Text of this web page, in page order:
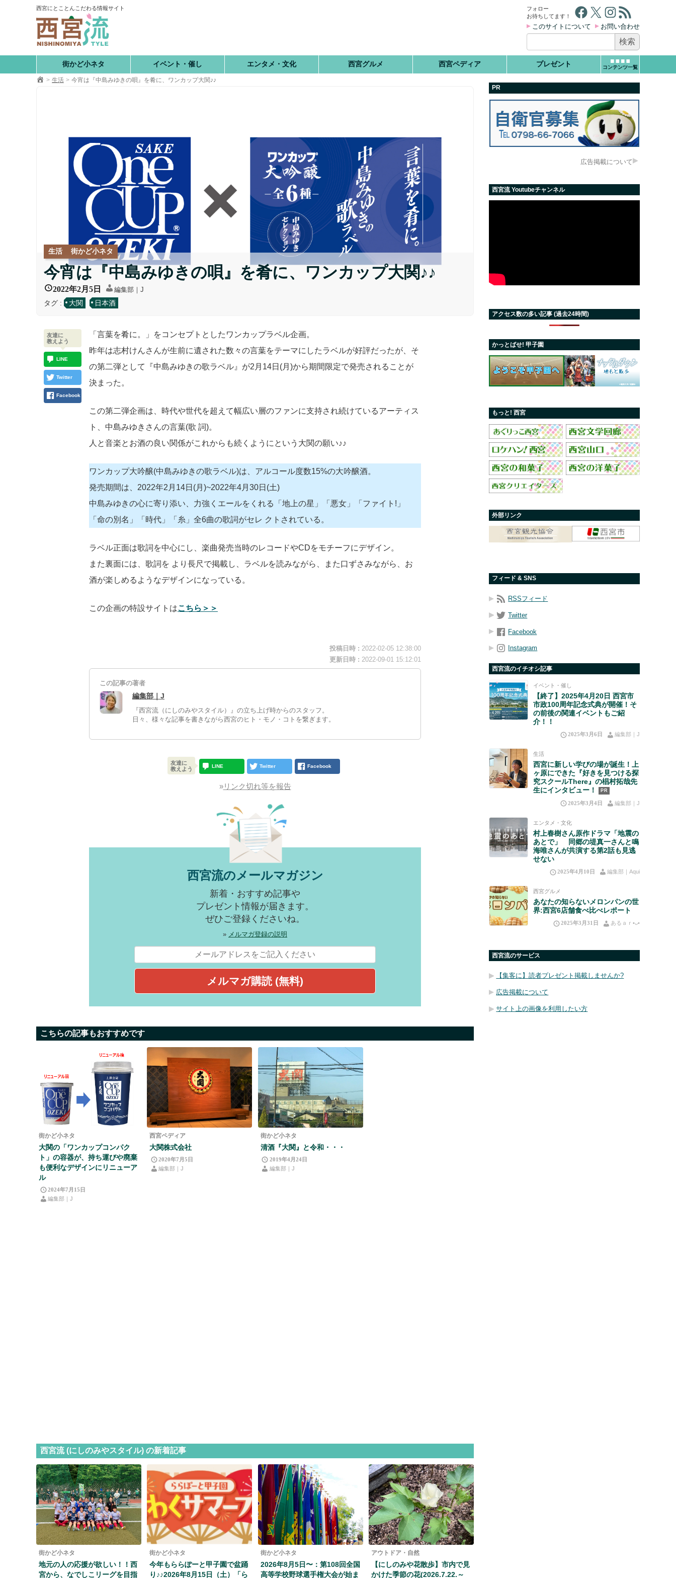
西宮にとことんこだわる情報サイト
街かど小ネタ イベント・催し エンタメ・文化 西宮グルメ 西宮ペディア プレゼント コンテンツ一覧
フォロー
お待ちしてます！
Facebook X Instagram RSS フィード
このサイトについて お問い合わせ
索:
生活 今宵は『中島みゆきの唄』を肴に、ワンカップ大関♪♪
生活 街かど小ネタ
今宵は『中島みゆきの唄』を肴に、ワンカップ大関♪♪
2022年2月5日 編集部｜J
タグ : 大関 日本酒
「言葉を肴に。」をコンセプトとしたワンカップラベル企画。
昨年は志村けんさんが生前に遺された数々の言葉をテーマにしたラベルが好評だったが、そ
の第二弾として『中島みゆきの歌ラベル』が2月14日(月)から期間限定で発売されることが
決まった。
この第二弾企画は、時代や世代を超えて幅広い層のファンに支持され続けているアーティス
ト、中島みゆきさんの言葉(歌 詞)。
人と音楽とお酒の良い関係がこれからも続くようにという大関の願い♪♪
ワンカップ大吟醸(中島みゆきの歌ラベル)は、アルコール度数15%の大吟醸酒。
発売期間は、2022年2月14日(月)~2022年4月30日(土)
中島みゆきの心に寄り添い、力強くエールをくれる「地上の星」「悪女」「ファイト!」
「命の別名」「時代」「糸」全6曲の歌詞がセレ クトされている。
ラベル正面は歌詞を中心にし、楽曲発売当時のレコードやCDをモチーフにデザイン。
また裏面には、歌詞を より長尺で掲載し、ラベルを読みながら、また口ずさみながら、お
酒が楽しめるようなデザインになっている。
この企画の特設サイトはこちら＞＞
友達に
教えよう
LINE
Twitter
Facebook
投稿日時 : 2022-02-05 12:38:00
更新日時 : 2022-09-01 15:12:01
この記事の著者
編集部｜J
『西宮流（にしのみやスタイル）』の立ち上げ時からのスタッフ。
日々、様々な記事を書きながら西宮のヒト・モノ・コトを繋ぎます。
友達に
教えよう
LINE Twitter Facebook
»リンク切れ等を報告
西宮流のメールマガジン
新着・おすすめ記事や
プレゼント情報が届きます。
ぜひご登録くださいね。
» メルマガ登録の説明
こちらの記事もおすすめです
街かど小ネタ
大関の「ワンカップコンパク
ト」の容器が、持ち運びや廃棄
も便利なデザインにリニューア
ル
2024年7月15日
編集部｜J
西宮ペディア
大関株式会社
2020年7月5日
編集部｜J
街かど小ネタ
清酒『大関』と令和・・・
2019年4月24日
編集部｜J
西宮流 (にしのみやスタイル) の新着記事
街かど小ネタ
地元の人の応援が欲しい！！西
宮から、なでしこリーグを目指
街かど小ネタ
今年もららぽーと甲子園で盆踊
り♪♪2026年8月15日（土）「ら
街かど小ネタ
2026年8月5日〜：第108回全国
高等学校野球選手権大会が始ま
アウトドア・自然
【にしのみや花散歩】市内で見
かけた季節の花(2026.7.22.～
PR
広告掲載について
西宮流 Youtubeチャンネル
アクセス数の多い記事 (過去24時間)
かっとばせ! 甲子園
もっと! 西宮
外部リンク
フィード & SNS
RSSフィード
Twitter
Facebook
Instagram
西宮流のイチオシ記事
イベント・催し
【終了】2025年4月20日 西宮市
市政100周年記念式典が開催！そ
の前後の関連イベントもご紹
介！！
2025年3月6日 編集部｜J
生活
西宮に新しい学びの場が誕生！上
ヶ原にできた『好きを見つける探
究スクールThere』の椙村拓哉先
生にインタビュー！
PR
2025年3月4日 編集部｜J
エンタメ・文化
村上春樹さん原作ドラマ「地震の
あとで」 同郷の堤真一さんと鳴
海唯さんが共演する第2話も見逃
せない
2025年4月10日 編集部｜Aqui
西宮グルメ
あなたの知らないメロンパンの世
界:西宮6店舗食べ比べレポート
2025年3月31日 あるａｒ•⁠ᴗ⁠•⁠
西宮流のサービス
【集客に】読者プレゼント掲載しませんか?
広告掲載について
サイト上の画像を利用したい方